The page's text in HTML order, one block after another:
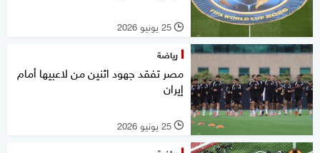
l 25 يونيو 2026
رياضة
مصر تفقد جهود اثنين من لاعبيها أمام
إيران
l 25 يونيو 2026